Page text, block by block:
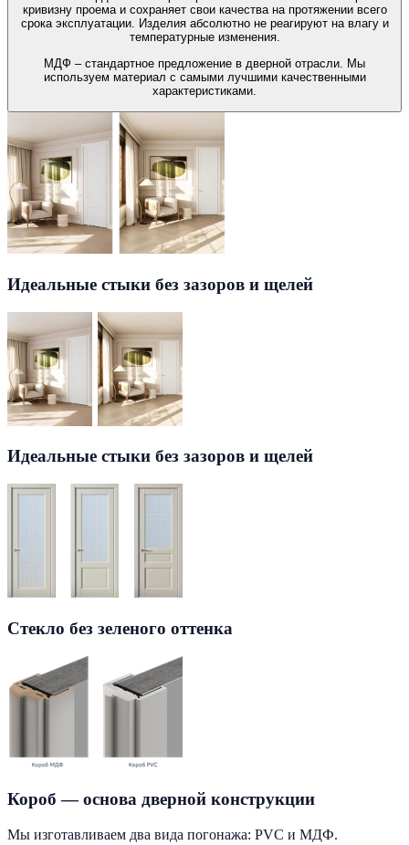
кривизну проема и сохраняет свои качества на протяжении всего
срока эксплуатации. Изделия абсолютно не реагируют на влагу и
температурные изменения.
МДФ – стандартное предложение в дверной отрасли. Мы
используем материал с самыми лучшими качественными
характеристиками.
Идеальные стыки без зазоров и щелей
Идеальные стыки без зазоров и щелей
Стекло без зеленого оттенка
Короб — основа дверной конструкции
Мы изготавливаем два вида погонажа: PVC и МДФ.